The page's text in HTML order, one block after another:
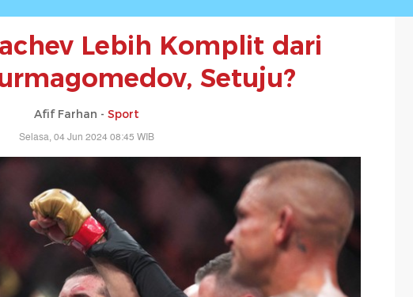
Lebih Komplit dari
Setuju?
Afif Farhan - Sport
Selasa, 04 Jun 2024 08:45 WIB